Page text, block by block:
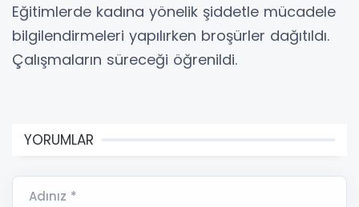
Eğitimlerde kadına yönelik şiddetle mücadele
bilgilendirmeleri yapılırken broşürler dağıtıldı.
Çalışmaların süreceği öğrenildi.
YORUMLAR
Adınız *